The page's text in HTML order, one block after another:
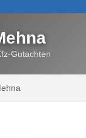
Gutachten